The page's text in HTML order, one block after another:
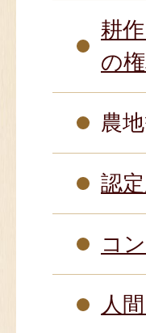
耕
の
農
認
コ
人